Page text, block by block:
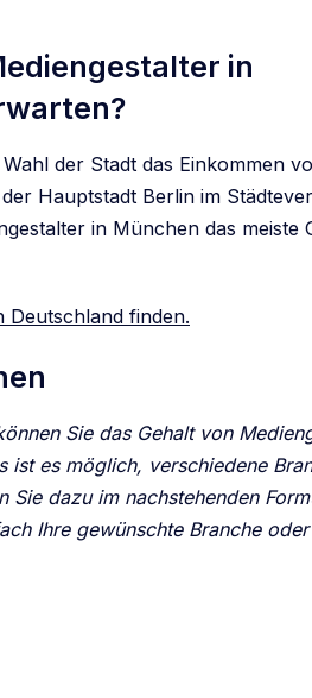
in
der Stadt das Einkommen
Hauptstadt Berlin im
in München das meiste
Deutschland finden.
Sie das Gehalt von
ist es möglich, verschiedene
dazu im nachstehenden
Ihre gewünschte Branche